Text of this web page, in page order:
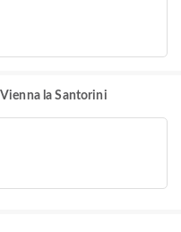
la Santorini